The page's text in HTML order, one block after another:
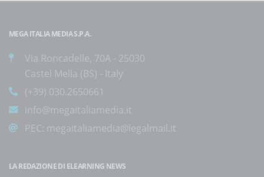
MEGA ITALIA MEDIA S.P.A.
Via Roncadelle, 70A - 25030
Castel Mella (BS) - Italy
(+39) 030.2650661
info@megaitaliamedia.it
PEC: megaitaliamedia@legalmail.it
LA REDAZIONE DI ELEARNING NEWS